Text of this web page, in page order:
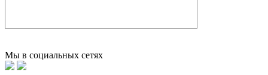
Мы в социальных сетях